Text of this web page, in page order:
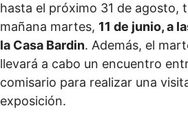
hasta el próximo 31 de agosto,
mañana martes, 11 de junio, a
la Casa Bardin. Además, el
llevará a cabo un encuentro
comisario para realizar una
exposición.